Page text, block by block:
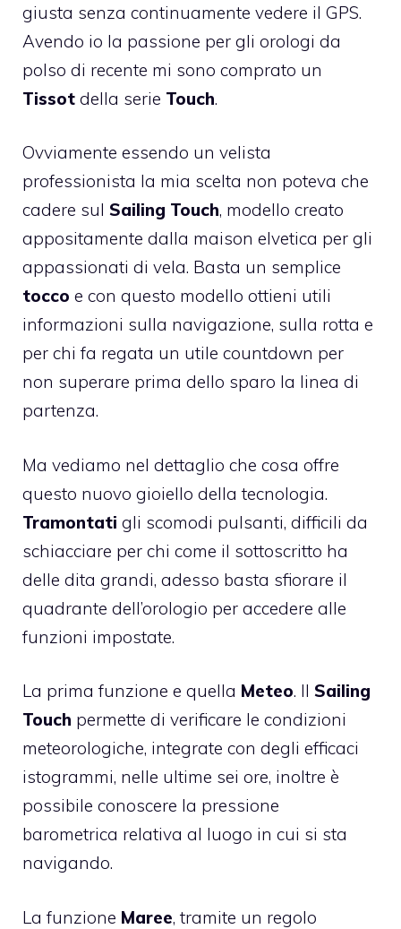
giusta senza continuamente vedere il GPS.
Avendo io la passione per gli orologi da
polso di recente mi sono comprato un
Tissot della serie Touch.
Ovviamente essendo un velista
professionista la mia scelta non poteva che
cadere sul Sailing Touch, modello creato
appositamente dalla maison elvetica per gli
appassionati di vela. Basta un semplice
tocco e con questo modello ottieni utili
informazioni sulla navigazione, sulla rotta e
per chi fa regata un utile countdown per
non superare prima dello sparo la linea di
partenza.
Ma vediamo nel dettaglio che cosa offre
questo nuovo gioiello della tecnologia.
Tramontati gli scomodi pulsanti, difficili da
schiacciare per chi come il sottoscritto ha
delle dita grandi, adesso basta sfiorare il
quadrante dell’orologio per accedere alle
funzioni impostate.
La prima funzione e quella Meteo. Il Sailing
Touch permette di verificare le condizioni
meteorologiche, integrate con degli efficaci
istogrammi, nelle ultime sei ore, inoltre è
possibile conoscere la pressione
barometrica relativa al luogo in cui si sta
navigando.
La funzione Maree, tramite un regolo